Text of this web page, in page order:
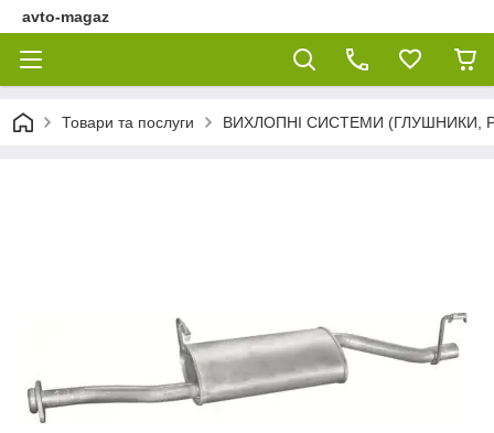
avto-magaz
Товари та послуги ВИХЛОПНІ СИСТЕМИ (ГЛУШНИКИ,